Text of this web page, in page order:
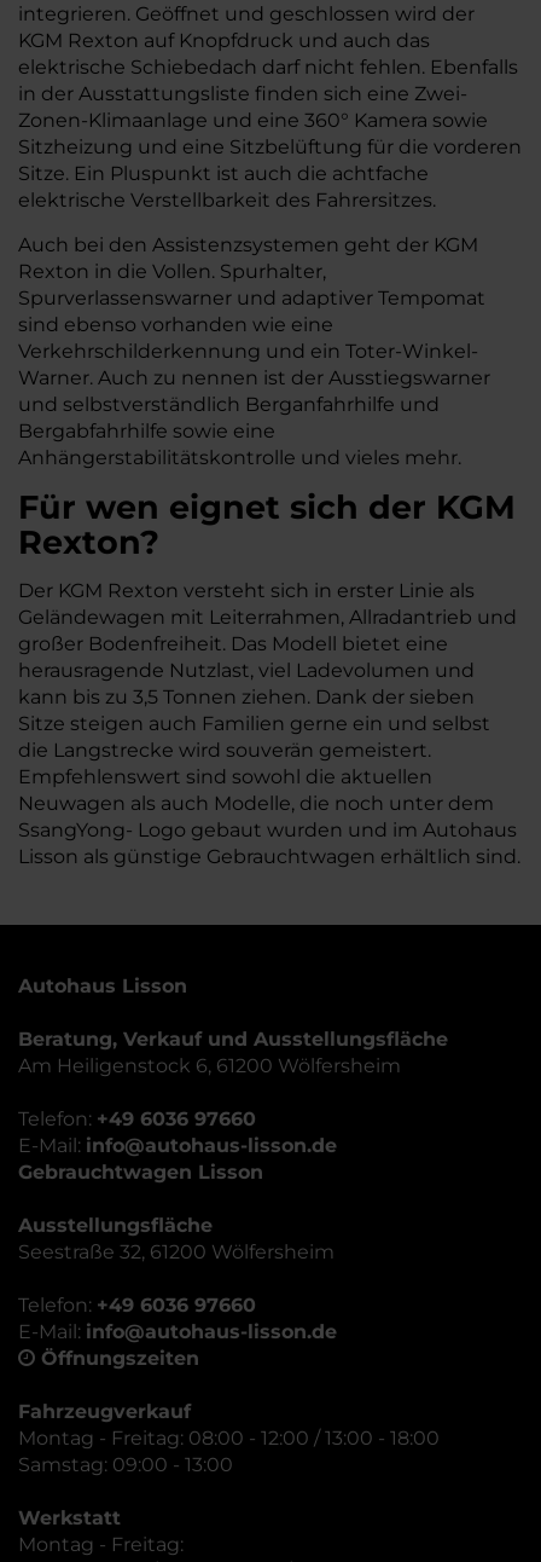
integrieren. Geöffnet und geschlossen wird der
KGM Rexton auf Knopfdruck und auch das
elektrische Schiebedach darf nicht fehlen. Ebenfalls
in der Ausstattungsliste finden sich eine Zwei-
Zonen-Klimaanlage und eine 360° Kamera sowie
Sitzheizung und eine Sitzbelüftung für die vorderen
Sitze. Ein Pluspunkt ist auch die achtfache
elektrische Verstellbarkeit des Fahrersitzes.
Auch bei den Assistenzsystemen geht der KGM
Rexton in die Vollen. Spurhalter,
Spurverlassenswarner und adaptiver Tempomat
sind ebenso vorhanden wie eine
Verkehrschilderkennung und ein Toter-Winkel-
Warner. Auch zu nennen ist der Ausstiegswarner
und selbstverständlich Berganfahrhilfe und
Bergabfahrhilfe sowie eine
Anhängerstabilitätskontrolle und vieles mehr.
Für wen eignet sich der KGM
Rexton?
Der KGM Rexton versteht sich in erster Linie als
Geländewagen mit Leiterrahmen, Allradantrieb und
großer Bodenfreiheit. Das Modell bietet eine
herausragende Nutzlast, viel Ladevolumen und
kann bis zu 3,5 Tonnen ziehen. Dank der sieben
Sitze steigen auch Familien gerne ein und selbst
die Langstrecke wird souverän gemeistert.
Empfehlenswert sind sowohl die aktuellen
Neuwagen als auch Modelle, die noch unter dem
SsangYong- Logo gebaut wurden und im Autohaus
Lisson als günstige Gebrauchtwagen erhältlich sind.
Autohaus Lisson
Beratung, Verkauf und Ausstellungsfläche
Am Heiligenstock 6, 61200 Wölfersheim
Telefon: +49 6036 97660
E-Mail: info@autohaus-lisson.de
Gebrauchtwagen Lisson
Ausstellungsfläche
Seestraße 32, 61200 Wölfersheim
Telefon: +49 6036 97660
E-Mail: info@autohaus-lisson.de
Öffnungszeiten
Fahrzeugverkauf
Montag - Freitag: 08:00 - 12:00 / 13:00 - 18:00
Samstag: 09:00 - 13:00
Werkstatt
Montag - Freitag: